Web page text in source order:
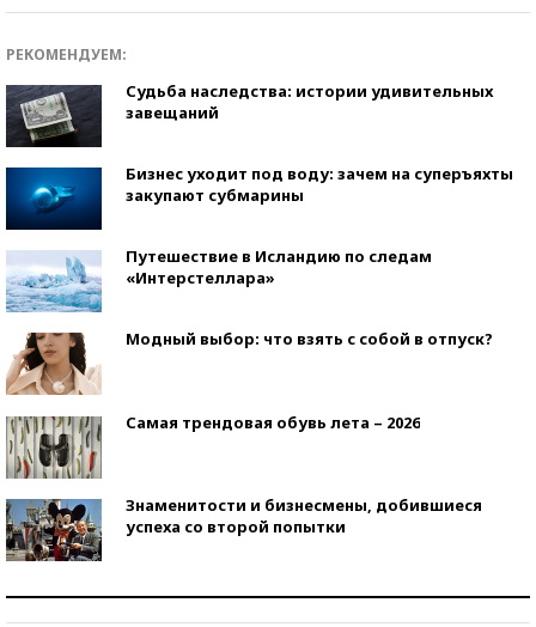
РЕКОМЕНДУЕМ:
Судьба наследства: истории удивительных
завещаний
Бизнес уходит под воду: зачем на суперъяхты
закупают субмарины
Путешествие в Исландию по следам
«Интерстеллара»
Модный выбор: что взять с собой в отпуск?
Самая трендовая обувь лета – 2026
Знаменитости и бизнесмены, добившиеся
успеха со второй попытки